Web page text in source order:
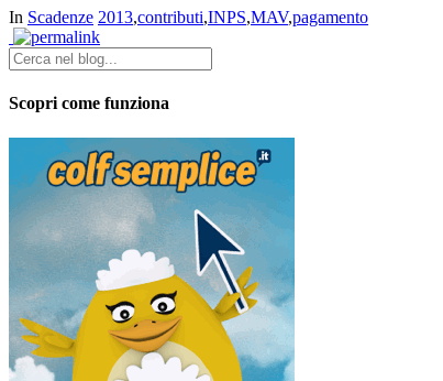
In Scadenze 2013,contributi,INPS,MAV,pagamento
Scopri come funziona